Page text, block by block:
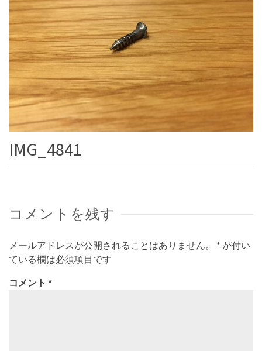
IMG_4841
コメントを残す
メールアドレスが公開されることはありません。 * が付い
ている欄は必須項目です
コメント *